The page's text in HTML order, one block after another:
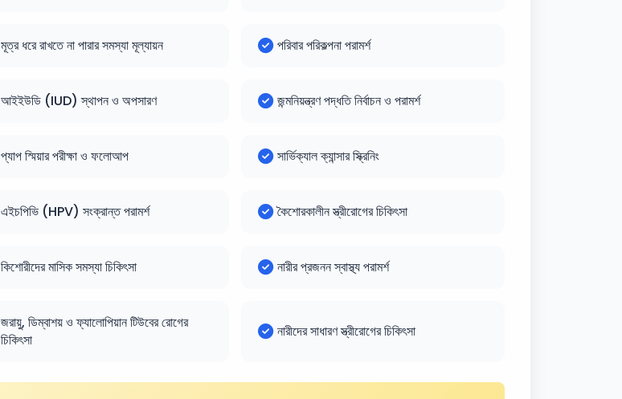
মূত্র ধরে রাখতে না পারার সমস্যা মূল্যায়ন পরিবার পরিকল্পনা পরামর্শ
আইইউডি (IUD) স্থাপন ও অপসারণ জন্মনিয়ন্ত্রণ পদ্ধতি নির্বাচন ও পরামর্শ
প্যাপ স্মিয়ার পরীক্ষা ও ফলোআপ সার্ভিক্যাল ক্যান্সার স্ক্রিনিং
এইচপিভি (HPV) সংক্রান্ত পরামর্শ কৈশোরকালীন স্ত্রীরোগের চিকিৎসা
কিশোরীদের মাসিক সমস্যা চিকিৎসা নারীর প্রজনন স্বাস্থ্য পরামর্শ
জরায়ু, ডিম্বাশয় ও ফ্যালোপিয়ান টিউবের রোগের
চিকিৎসা
নারীদের সাধারণ স্ত্রীরোগের চিকিৎসা